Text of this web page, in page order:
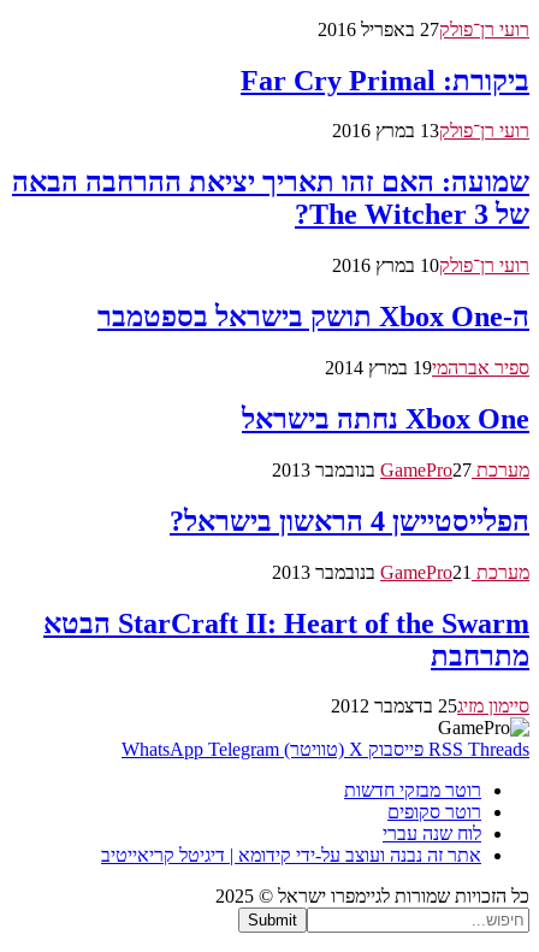
רועי רן־פולק27 באפריל 2016
ביקורת: Far Cry Primal
רועי רן־פולק13 במרץ 2016
שמועה: האם זהו תאריך יציאת ההרחבה הבאה
של The Witcher 3?
רועי רן־פולק10 במרץ 2016
ה-Xbox One תושק בישראל בספטמבר
ספיר אברהמי19 במרץ 2014
Xbox One נחתה בישראל
מערכת GamePro 27 בנובמבר 2013
הפלייסטיישן 4 הראשון בישראל?
מערכת GamePro 21 בנובמבר 2013
StarCraft II: Heart of the Swarm הבטא
מתרחבת
סיימון מזיג25 בדצמבר 2012
RSS Threads פייסבוק X (טוויטר) WhatsApp Telegram
רוטר מבזקי חדשות
רוטר סקופים
לוח שנה עברי
אתר זה נבנה ועוצב על-ידי קידומא | דיגיטל קריאייטיב
כל הזכויות שמורות לגיימפרו ישראל © 2025
Submit